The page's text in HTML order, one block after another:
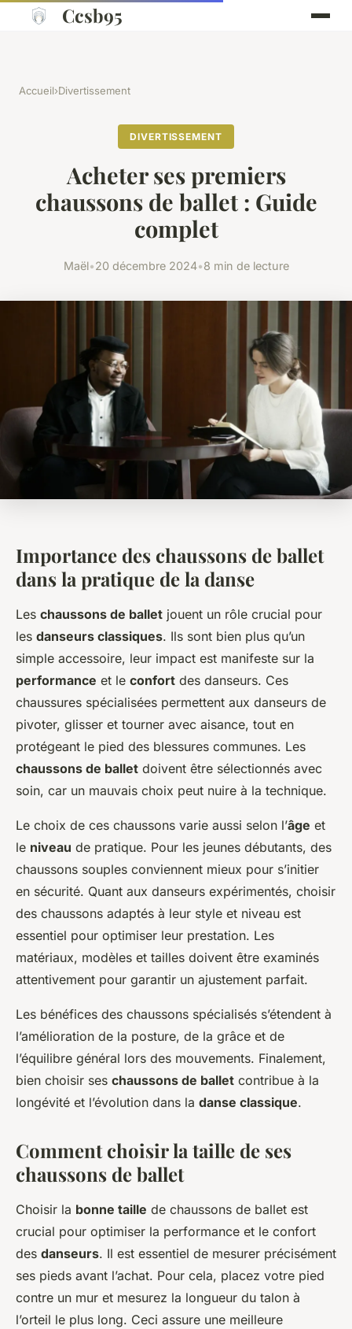
Ccsb95
Accueil›Divertissement
DIVERTISSEMENT
Acheter ses premiers
chaussons de ballet : Guide
complet
Maël•20 décembre 2024•8 min de lecture
Importance des chaussons de ballet
dans la pratique de la danse
Les chaussons de ballet jouent un rôle crucial pour
les danseurs classiques. Ils sont bien plus qu’un
simple accessoire, leur impact est manifeste sur la
performance et le confort des danseurs. Ces
chaussures spécialisées permettent aux danseurs de
pivoter, glisser et tourner avec aisance, tout en
protégeant le pied des blessures communes. Les
chaussons de ballet doivent être sélectionnés avec
soin, car un mauvais choix peut nuire à la technique.
Le choix de ces chaussons varie aussi selon l’âge et
le niveau de pratique. Pour les jeunes débutants, des
chaussons souples conviennent mieux pour s’initier
en sécurité. Quant aux danseurs expérimentés, choisir
des chaussons adaptés à leur style et niveau est
essentiel pour optimiser leur prestation. Les
matériaux, modèles et tailles doivent être examinés
attentivement pour garantir un ajustement parfait.
Les bénéfices des chaussons spécialisés s’étendent à
l’amélioration de la posture, de la grâce et de
l’équilibre général lors des mouvements. Finalement,
bien choisir ses chaussons de ballet contribue à la
longévité et l’évolution dans la danse classique.
Comment choisir la taille de ses
chaussons de ballet
Choisir la bonne taille de chaussons de ballet est
crucial pour optimiser la performance et le confort
des danseurs. Il est essentiel de mesurer précisément
ses pieds avant l’achat. Pour cela, placez votre pied
contre un mur et mesurez la longueur du talon à
l’orteil le plus long. Ceci assure une meilleure